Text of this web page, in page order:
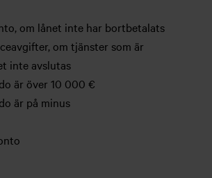
om lånet inte har bortbetalats
om tjänster som är
inte avslutas
är över 10 000 €
är på minus